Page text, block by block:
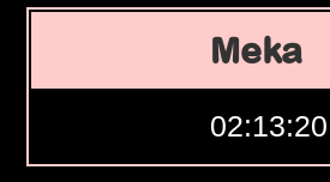
Meka
02:13:21